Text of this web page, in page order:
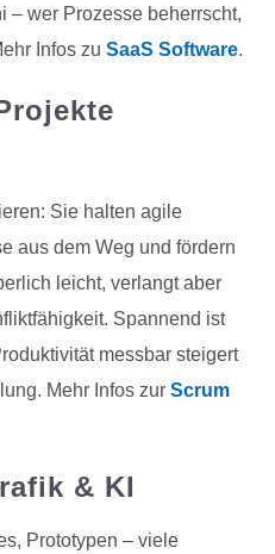
– wer Prozesse beherrscht,
Infos zu SaaS Software.
Sie halten agile
aus dem Weg und fördern
leicht, verlangt aber
Spannend ist
messbar steigert
Mehr Infos zur Scrum
& KI
Prototypen – viele